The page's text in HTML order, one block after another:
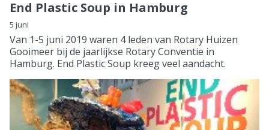
End Plastic Soup in Hamburg
5 juni
Van 1-5 juni 2019 waren 4 leden van Rotary Huizen
Gooimeer bij de jaarlijkse Rotary Conventie in
Hamburg. End Plastic Soup kreeg veel aandacht.